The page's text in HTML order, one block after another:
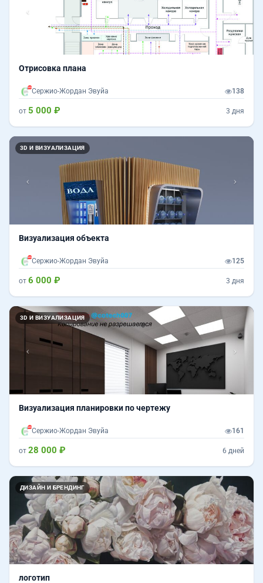
Отрисовка плана
Сержио-Жордан Эвуйа 138
от 5 000 ₽ 3 дня
3D И ВИЗУАЛИЗАЦИЯ
Назад
Визуализация объекта
Сержио-Жордан Эвуйа 125
от 6 000 ₽ 3 дня
3D И ВИЗУАЛИЗАЦИЯ
Назад
Визуализация планировки по чертежу
Сержио-Жордан Эвуйа 161
от 28 000 ₽ 6 дней
ДИЗАЙН И БРЕНДИНГ
логотип